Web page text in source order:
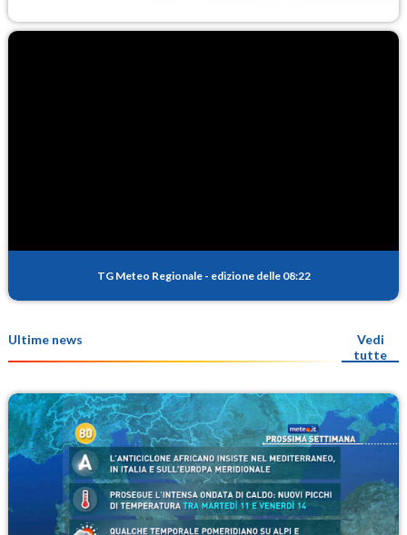
TG Meteo Regionale - edizione delle 08:22
Ultime news
Vedi
tutte